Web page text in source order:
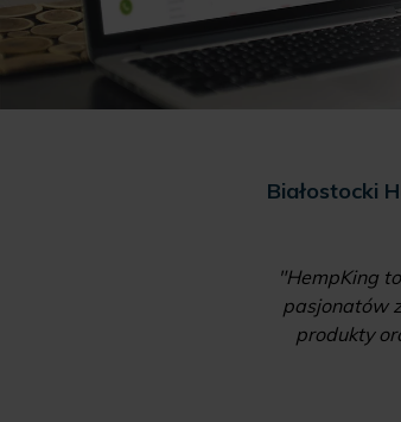
Białostocki
"HempKing
pasjonatów
produkty